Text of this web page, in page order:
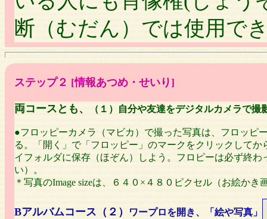
断（むだん）では使用で
ステップ２ [情報あつめ・せいり]
両コースとも、 （１）自分や友達をデジタルカメラで
●フロッピーカメラ（マビカ）で撮った写真は、フロッピ
る。「開く」で「フロッピー」のマークをクリックして
イフォルダに保存（ほぞん）しよう。フロピーは必ず終
い）。
＊写真のImage sizeは、６４０×４８０ピクセル（お絵か
Bアルバムコース（２） ワープロを開き、「絵や写真」